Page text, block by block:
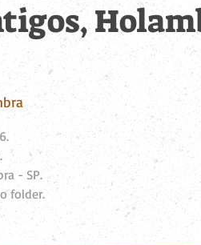
- SP.
folder.